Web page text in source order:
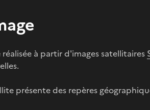
à partir d'images satellitaires
présente des repères